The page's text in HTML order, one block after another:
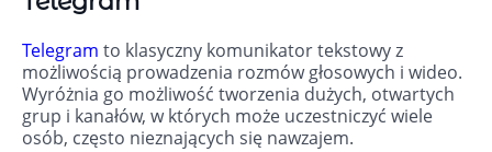
Telegram to klasyczny komunikator tekstowy z
możliwością prowadzenia rozmów głosowych i wideo.
Wyróżnia go możliwość tworzenia dużych, otwartych
grup i kanałów, w których może uczestniczyć wiele
osób, często nieznających się nawzajem.